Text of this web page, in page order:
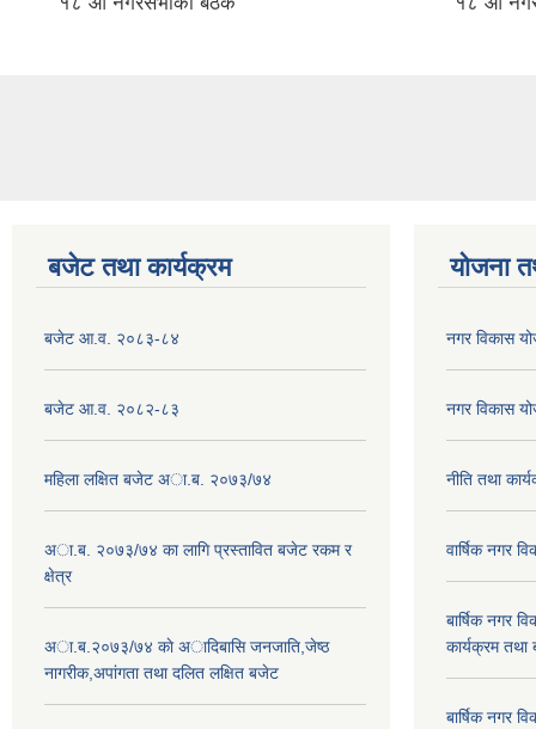
बजेट तथा कार्यक्रम
बजेट आ.व. २०८३-८४
बजेट आ.व. २०८२-८३
महिला लक्षित बजेट अा.ब. २०७३/७४
अा.ब. २०७३/७४ का लागि प्रस्तावित बजेट रकम र
क्षेत्र
अा.ब.२०७३/७४ काे अादिबासि जनजाति,जेष्ठ
नागरीक,अपांगता तथा दलित लक्षित बजेट
योजना
नगर विकास
नगर विकास
नीति तथा
वार्षिक नगर
बार्षिक नगर
कार्यक्रम
बार्षिक नगर